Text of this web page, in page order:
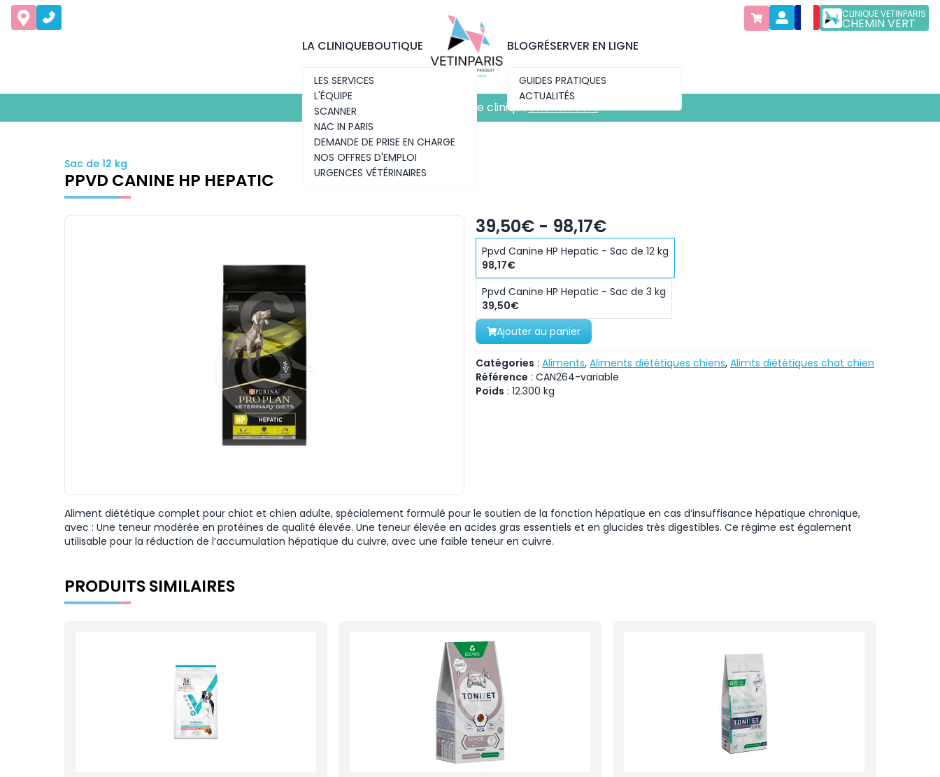
CLINIQUE VETINPARIS
CHEMIN VERT
LA CLINIQUE
LES SERVICES
L'ÉQUIPE
SCANNER
NAC IN PARIS
DEMANDE DE PRISE EN CHARGE
NOS OFFRES D'EMPLOI
URGENCES VÉTÉRINAIRES
BOUTIQUE BLOG
GUIDES PRATIQUES
ACTUALITÉS
RÉSERVER EN LIGNE
Découvrez notre nouvelle cliniqueChemin Vert
Découvrez notre nouvelle clinique
Sac de 12 kg
PPVD CANINE HP HEPATIC
39,50€ - 98,17€
Ppvd Canine HP Hepatic - Sac de 12 kg
98,17€
Ppvd Canine HP Hepatic - Sac de 3 kg
39,50€
Ajouter au panier
Catégories : Aliments, Aliments diététiques chiens, Alimts diététiques chat chien
Référence : CAN264-variable
Poids : 12.300 kg
Aliment diététique complet pour chiot et chien adulte, spécialement formulé pour le soutien de la fonction hépatique en cas d’insuffisance hépatique chronique,
avec : Une teneur modérée en protéines de qualité élevée. Une teneur élevée en acides gras essentiels et en glucides très digestibles. Ce régime est également
utilisable pour la réduction de l’accumulation hépatique du cuivre, avec une faible teneur en cuivre.
PRODUITS SIMILAIRES